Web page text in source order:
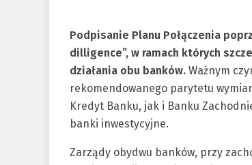
Podpisanie Planu Połączenia
dilligence”, w ramach których
działania obu banków. Ważnym
rekomendowanego parytetu
Kredyt Banku, jak i Banku
banki inwestycyjne.
Zarządy obydwu banków, przy